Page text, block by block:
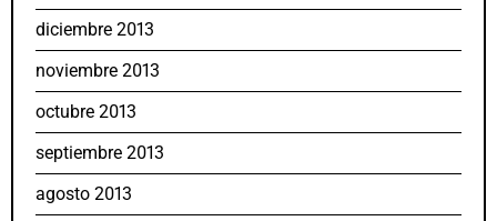
diciembre 2013
noviembre 2013
octubre 2013
septiembre 2013
agosto 2013